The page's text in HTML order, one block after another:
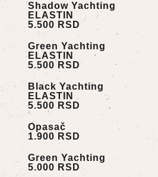
Shadow Yachting
ELASTIN
5.500 RSD
Green Yachting
ELASTIN
5.500 RSD
Black Yachting
ELASTIN
5.500 RSD
Opasač
1.900 RSD
Green Yachting
5.000 RSD